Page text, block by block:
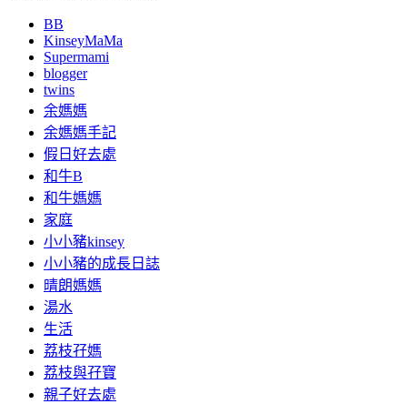
BB
KinseyMaMa
Supermami
blogger
twins
余媽媽
余媽媽手記
假日好去處
和牛B
和牛媽媽
家庭
小小豬kinsey
小小豬的成長日誌
晴朗媽媽
湯水
生活
荔枝孖媽
荔枝與孖寶
親子好去處